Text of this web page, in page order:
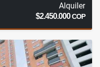
Alquiler
$2.450.000COP